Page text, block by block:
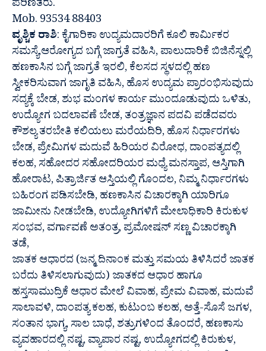
ಪರಿಣಿತರು.
Mob. 93534 88403
ವೃಶ್ಚಿಕ ರಾಶಿ: ಕೈಗಾರಿಕಾ ಉದ್ಯಮದಾರರಿಗೆ ಕೂಲಿ ಕಾರ್ಮಿಕರ
ಸಮಸ್ಯೆ,ಆರೋಗ್ಯದ ಬಗ್ಗೆ ಜಾಗ್ರತೆ ವಹಿಸಿ, ಪಾಲುದಾರಿಕೆ ಬಿಜಿನೆಸ್ನಲ್ಲಿ
ಹಣಕಾಸಿನ ಬಗ್ಗೆ ಜಾಗ್ರತೆ ಇರಲಿ, ಕೆಲಸದ ಸ್ಥಳದಲ್ಲಿ ಹಣ
ಸ್ವೀಕರಿಸುವಾಗ ಜಾಗೃತಿ ವಹಿಸಿ, ಹೊಸ ಉದ್ಯಮ ಪ್ರಾರಂಭಿಸುವುದು
ಸದ್ಯಕ್ಕೆ ಬೇಡ, ಶುಭ ಮಂಗಳ ಕಾರ್ಯ ಮುಂದೂಡುವುದು ಒಳಿತು,
ಉದ್ಯೋಗ ಬದಲಾವಣೆ ಬೇಡ, ತಂತ್ರಜ್ಞಾನ ಪದವಿ ಪಡೆದವರು
ಕೌಶಲ್ಯ ತರಬೇತಿ ಕಲಿಯಲು ಮರೆಯದಿರಿ, ಹೊಸ ನಿರ್ಧಾರಗಳು
ಬೇಡ, ಪ್ರೇಮಿಗಳ ಮದುವೆ ಹಿರಿಯರ ವಿರೋಧ, ದಾಂಪತ್ಯದಲ್ಲಿ
ಕಲಹ, ಸಹೋದರ ಸಹೋದರಿಯರ ಮಧ್ಯೆ ಮನಸ್ತಾಪ, ಆಸ್ತಿಗಾಗಿ
ಹೋರಾಟ, ಪಿತ್ರಾರ್ಜಿತ ಆಸ್ತಿಯಲ್ಲಿ ಗೊಂದಲ, ನಿಮ್ಮ ನಿರ್ಧಾರಗಳು
ಬಹಿರಂಗ ಪಡಿಸಬೇಡಿ, ಹಣಕಾಸಿನ ವಿಚಾರಕ್ಕಾಗಿ ಯಾರಿಗೂ
ಜಾಮೀನು ನೀಡಬೇಡಿ, ಉದ್ಯೋಗಿಗಳಿಗೆ ಮೇಲಾಧಿಕಾರಿ ಕಿರುಕುಳ
ಸಂಭವ, ವರ್ಗಾವಣೆ ಅತಂತ್ರ, ಪ್ರಮೋಷನ್ ಸಣ್ಣ ವಿಚಾರಕ್ಕಾಗಿ
ತಡೆ,
ಜಾತಕ ಆಧಾರದ (ಜನ್ಮ ದಿನಾಂಕ ಮತ್ತು ಸಮಯ ತಿಳಿಸಿದರೆ ಜಾತಕ
ಬರೆದು ತಿಳಿಸಲಾಗುವುದು) ಜಾತಕದ ಆಧಾರ ಹಾಗೂ
ಹಸ್ತಸಾಮುದ್ರಿಕೆ ಆಧಾರ ಮೇಲೆ ವಿವಾಹ, ಪ್ರೇಮ ವಿವಾಹ, ಮದುವೆ
ಸಾಲಾವಳಿ, ದಾಂಪತ್ಯ ಕಲಹ, ಕುಟುಂಬ ಕಲಹ, ಅತ್ತೆ-ಸೊಸೆ ಜಗಳ,
ಸಂತಾನ ಭಾಗ್ಯ, ಸಾಲ ಬಾಧೆ, ಶತ್ರುಗಳಿಂದ ತೊಂದರೆ, ಹಣಕಾಸು
ವ್ಯವಹಾರದಲ್ಲಿ ನಷ್ಟ, ವ್ಯಾಪಾರ ನಷ್ಟ, ಉದ್ಯೋಗದಲ್ಲಿ ಕಿರುಕುಳ,